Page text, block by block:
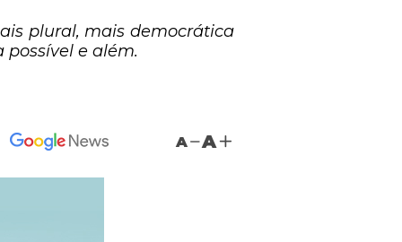
plural, mais democrática
possível e além.
A A